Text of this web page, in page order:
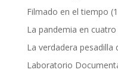
Filmado en el tiempo
La pandemia en
La verdadera pesadilla
Laboratorio